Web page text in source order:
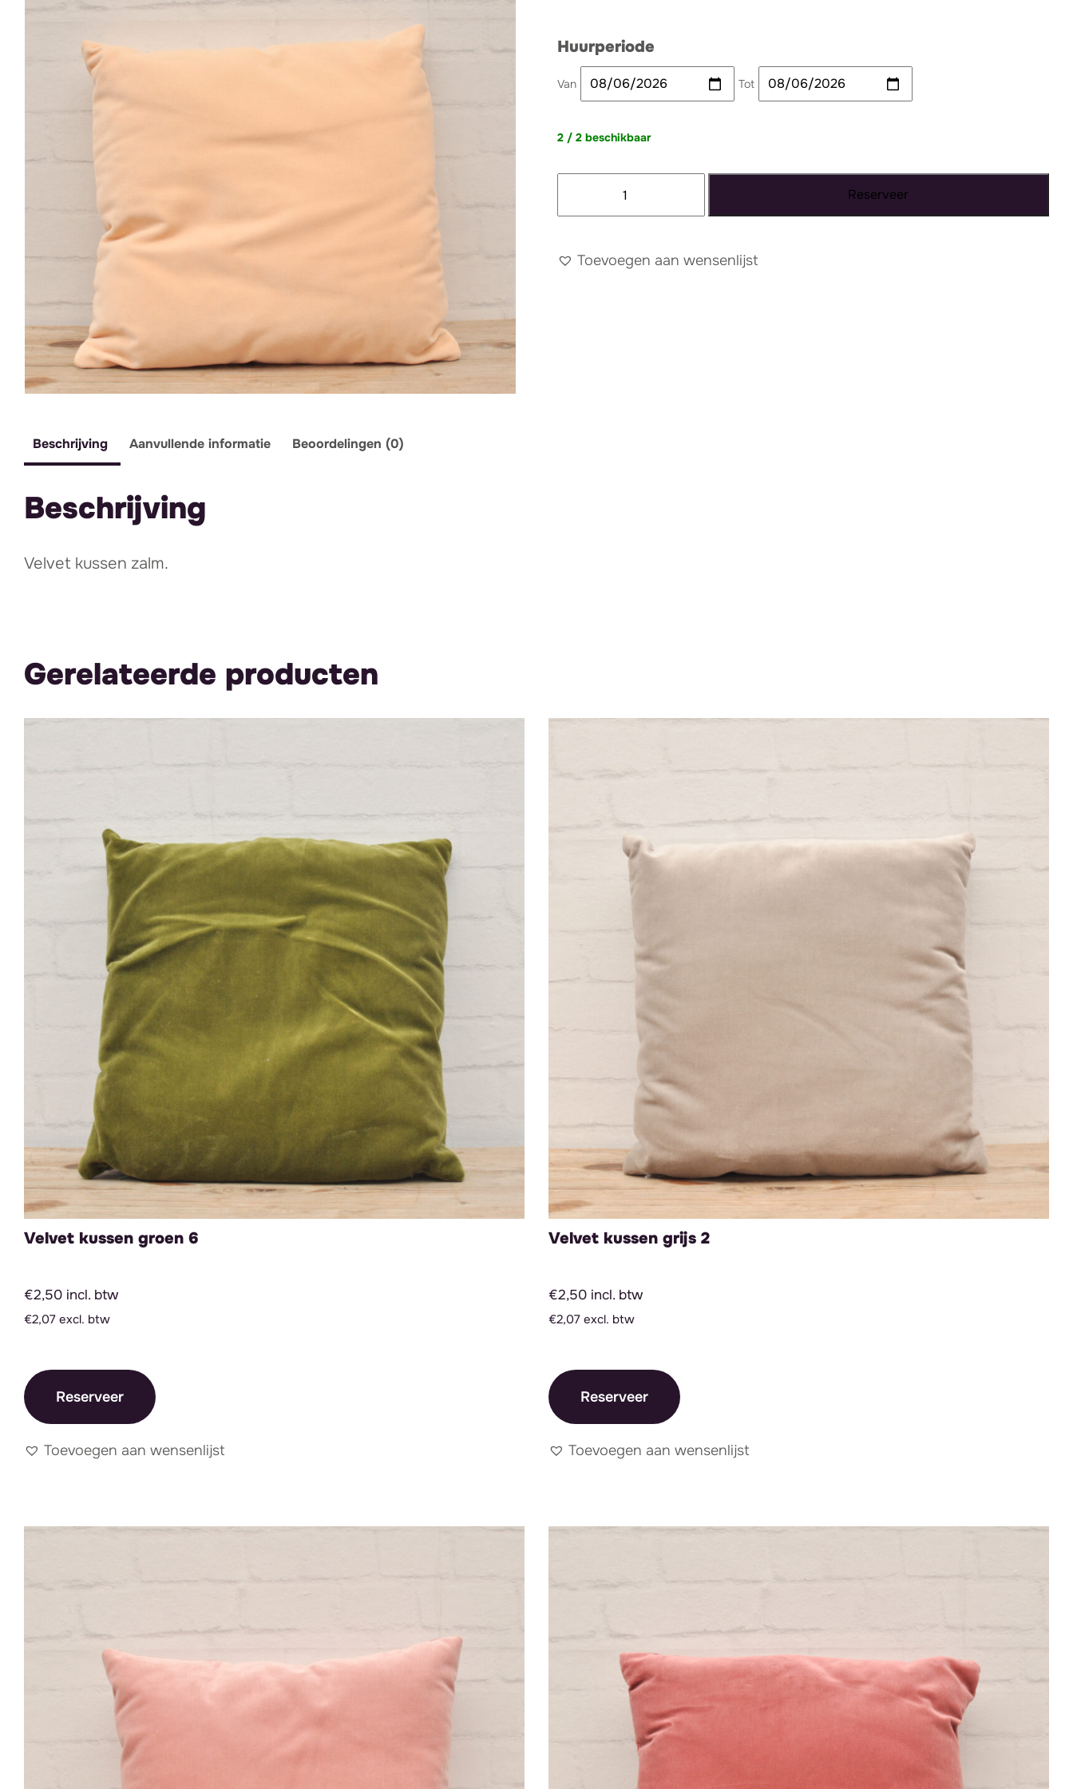
Huurperiode
Van Tot
2 / 2 beschikbaar
aantal
Reserveer
Toevoegen aan wensenlijst
Beschrijving Aanvullende informatie Beoordelingen (0)
Beschrijving
Velvet kussen zalm.
Gerelateerde producten
Velvet kussen groen 6
€2,50 incl. btw
€2,07 excl. btw
Reserveer
Toevoegen aan wensenlijst
Velvet kussen grijs 2
€2,50 incl. btw
€2,07 excl. btw
Reserveer
Toevoegen aan wensenlijst